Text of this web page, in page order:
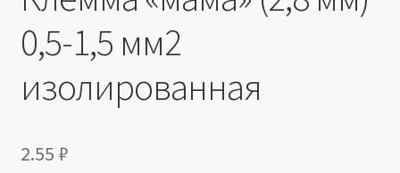
0,5-1,5 мм2
изолированная
2.55 ₽